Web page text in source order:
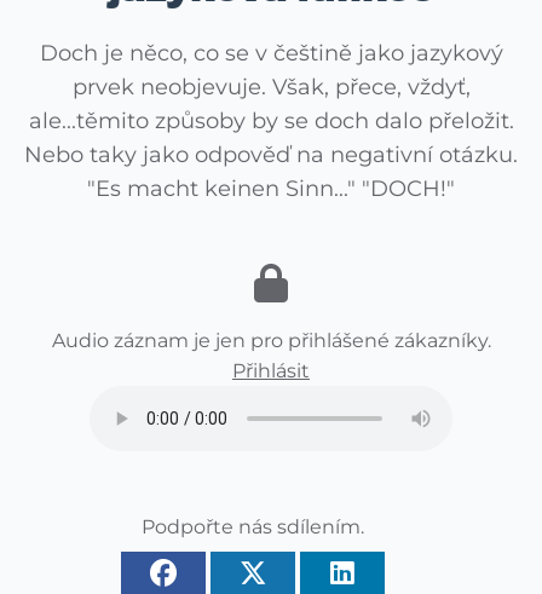
Doch je něco, co se v češtině jako jazykový
prvek neobjevuje. Však, přece, vždyť,
ale...těmito způsoby by se doch dalo přeložit.
Nebo taky jako odpověď na negativní otázku.
"Es macht keinen Sinn..." "DOCH!"
Audio záznam je jen pro přihlášené zákazníky.
Přihlásit
Podpořte nás sdílením.